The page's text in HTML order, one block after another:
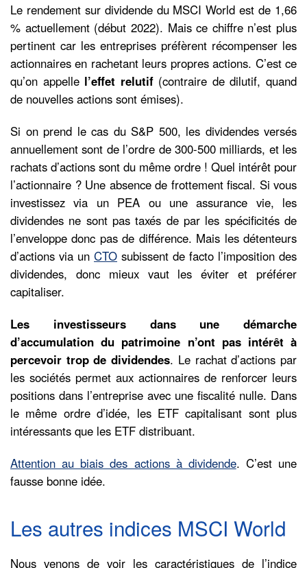
Le rendement sur dividende du MSCI World est de 1,66
% actuellement (début 2022). Mais ce chiffre n’est plus
pertinent car les entreprises préfèrent récompenser les
actionnaires en rachetant leurs propres actions. C’est ce
qu’on appellel’effet relutif(contraire de dilutif, quand
de nouvelles actions sont émises).
Si on prend le cas du S&P 500, les dividendes versés
annuellement sont de l’ordre de 300-500 milliards, et les
rachats d’actions sont du même ordre ! Quel intérêt pour
l’actionnaire ? Une absence de frottement fiscal. Si vous
investissez via un PEA ou une assurance vie, les
dividendes ne sont pas taxés de par les spécificités de
l’enveloppe donc pas de différence. Mais les détenteurs
d’actions via un CTO subissent de facto l’imposition des
dividendes, donc mieux vaut les éviter et préférer
capitaliser.
Les investisseurs dans une démarche
d’accumulation du patrimoine n’ont pas intérêt à
percevoir trop de dividendes. Le rachat d’actions par
les sociétés permet aux actionnaires de renforcer leurs
positions dans l’entreprise avec une fiscalité nulle. Dans
le même ordre d’idée, les ETF capitalisant sont plus
intéressants que les ETF distribuant.
Attention au biais des actions à dividende. C’est une
fausse bonne idée.
Les autres indices MSCI World
Nous venons de voir les caractéristiques de l’indice